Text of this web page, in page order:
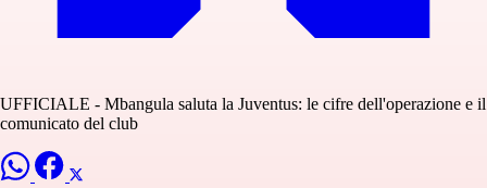
UFFICIALE - Mbangula saluta la Juventus: le cifre dell'operazione e il
comunicato del club